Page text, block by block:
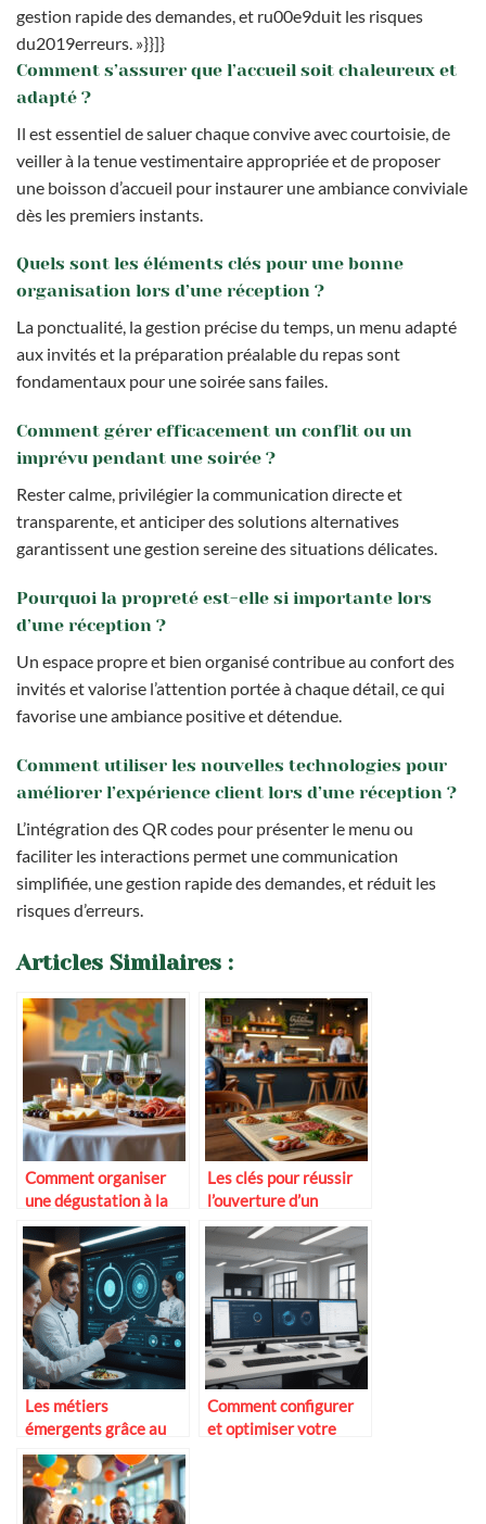
gestion rapide des demandes, et ru00e9duit les risques
du2019erreurs. »}}]}
Comment s’assurer que l’accueil soit chaleureux et
adapté ?
Il est essentiel de saluer chaque convive avec courtoisie, de
veiller à la tenue vestimentaire appropriée et de proposer
une boisson d’accueil pour instaurer une ambiance conviviale
dès les premiers instants.
Quels sont les éléments clés pour une bonne
organisation lors d’une réception ?
La ponctualité, la gestion précise du temps, un menu adapté
aux invités et la préparation préalable du repas sont
fondamentaux pour une soirée sans failes.
Comment gérer efficacement un conflit ou un
imprévu pendant une soirée ?
Rester calme, privilégier la communication directe et
transparente, et anticiper des solutions alternatives
garantissent une gestion sereine des situations délicates.
Pourquoi la propreté est-elle si importante lors
d’une réception ?
Un espace propre et bien organisé contribue au confort des
invités et valorise l’attention portée à chaque détail, ce qui
favorise une ambiance positive et détendue.
Comment utiliser les nouvelles technologies pour
améliorer l’expérience client lors d’une réception ?
L’intégration des QR codes pour présenter le menu ou
faciliter les interactions permet une communication
simplifiée, une gestion rapide des demandes, et réduit les
risques d’erreurs.
Articles Similaires :
Comment organiser
une dégustation à la
maison
Les clés pour réussir
l’ouverture d’un
restaurant convivial
Les métiers
émergents grâce au
numérique en
restauration
Comment configurer
et optimiser votre